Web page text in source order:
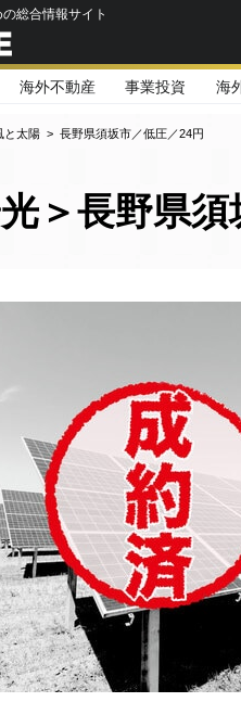
総合情報サイト
海外不動産 事業投資 海
と太陽 > 長野県須坂市／低圧／24円
＞長野県